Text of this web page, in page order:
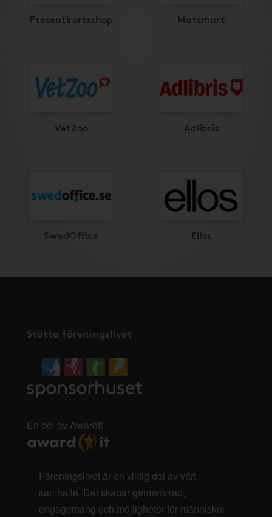
Presentkortsshop Matsmart
VetZoo Adlibris
SwedOffice Ellos
Stötta föreningslivet
En del av AwardIt
Föreningslivet är en viktig del av vårt
samhälle. Det skapar gemenskap,
engagemang och möjligheter för människor